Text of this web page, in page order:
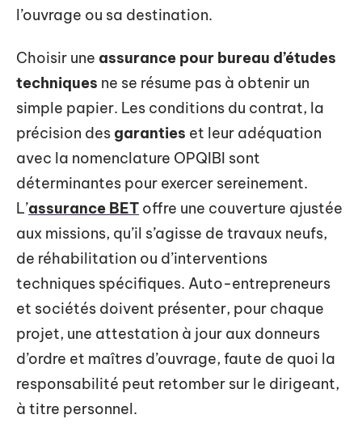
l’ouvrage ou sa destination.
Choisir une assurance pour bureau d’études
techniques ne se résume pas à obtenir un
simple papier. Les conditions du contrat, la
précision des garanties et leur adéquation
avec la nomenclature OPQIBI sont
déterminantes pour exercer sereinement.
L’assurance BET offre une couverture ajustée
aux missions, qu’il s’agisse de travaux neufs,
de réhabilitation ou d’interventions
techniques spécifiques. Auto-entrepreneurs
et sociétés doivent présenter, pour chaque
projet, une attestation à jour aux donneurs
d’ordre et maîtres d’ouvrage, faute de quoi la
responsabilité peut retomber sur le dirigeant,
à titre personnel.